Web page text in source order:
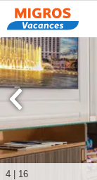
4 16